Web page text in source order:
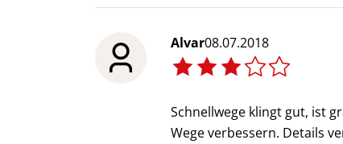
Alvar08.07.2018
Schnellwege klingt gut, ist
Wege verbessern. Details